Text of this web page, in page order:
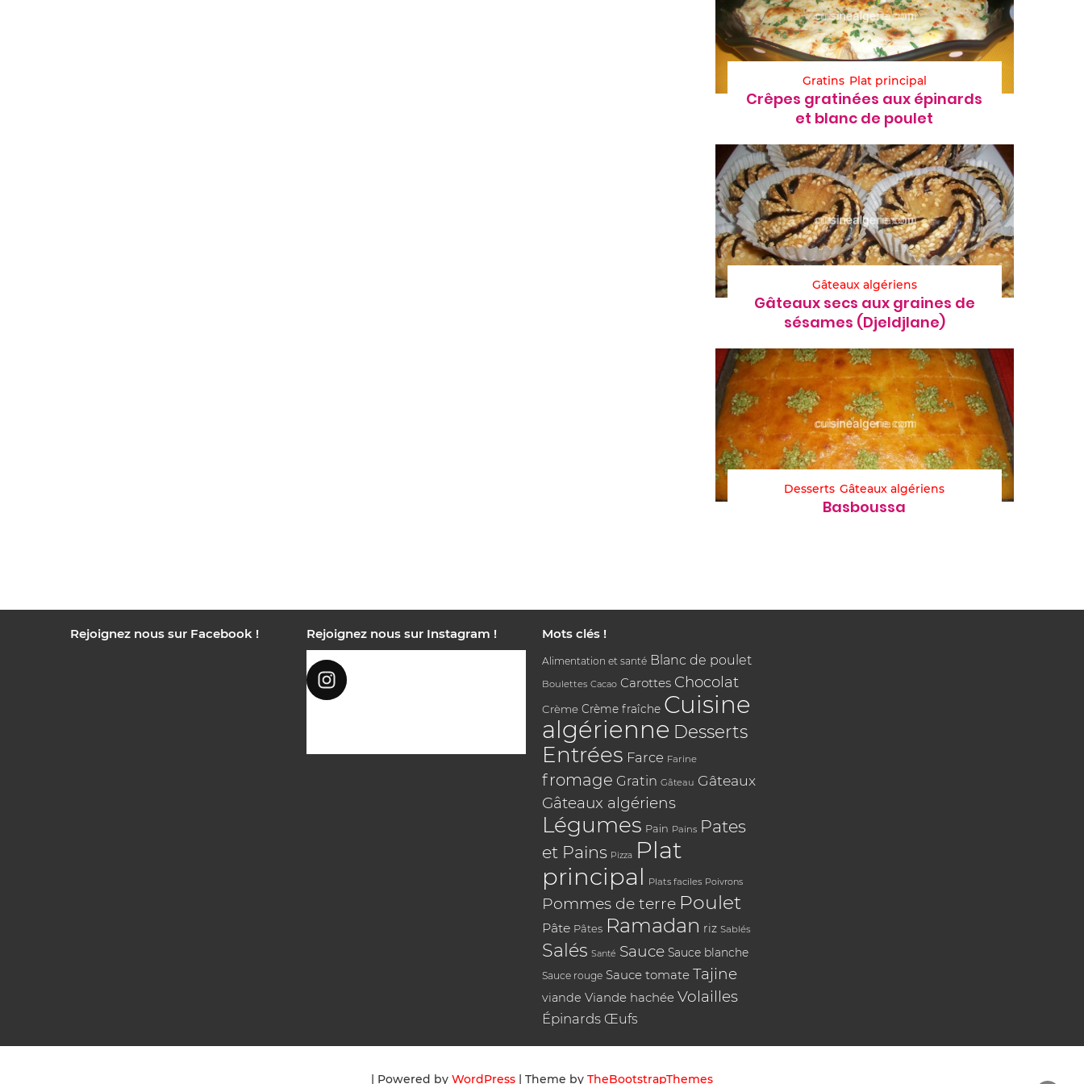
Gratins Plat principal
Crêpes gratinées aux épinards
et blanc de poulet
Gâteaux algériens
Gâteaux secs aux graines de
sésames (Djeldjlane)
Desserts Gâteaux algériens
Basboussa
Rejoignez nous sur Facebook ! Rejoignez nous sur Instagram ! Mots clés !
Alimentation et santé Blanc de poulet
Boulettes Cacao Carottes Chocolat
Crème Crème fraîche Cuisine
algérienne Desserts
Entrées Farce Farine
fromage Gratin Gâteau Gâteaux
Gâteaux algériens
Légumes Pain Pains Pates
et Pains Pizza Plat
principal Plats faciles Poivrons
Pommes de terre Poulet
Pâte Pâtes Ramadan riz Sablés
Salés Santé Sauce Sauce blanche
Sauce rouge Sauce tomate Tajine
viande Viande hachée Volailles
Épinards Œufs
| Powered by WordPress | Theme by TheBootstrapThemes